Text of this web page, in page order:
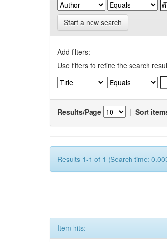
Start a new search
Add filters:
Use filters to refine the search
Results/Page | Sort
Results 1-1 of 1 (Search time:
Item hits: